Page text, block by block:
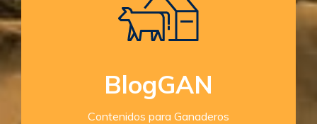
BlogGAN
Contenidos para Ganaderos